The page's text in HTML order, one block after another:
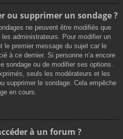
ou supprimer un sondage ?
ne peuvent être modifiés que
administrateurs. Pour modifier un
le premier message du sujet car le
à ce dernier. Si personne n’a encore
sondage ou de modifier ses options.
seuls les modérateurs et les
supprimer le sondage. Cela empêche
en cours.
à un forum ?